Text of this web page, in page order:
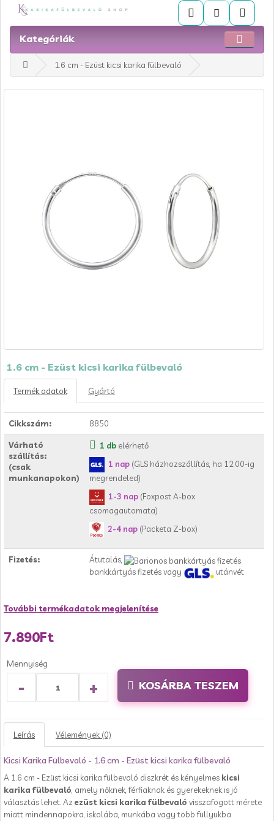
Kategóriák
1.6 cm - Ezüst kicsi karika fülbevaló
1.6 cm - Ezüst kicsi karika fülbevaló
Termék adatok Gyártó
Cikkszám: 8850
Várható
szállítás:
(csak
munkanapokon)
1 db elérhető
1 nap (GLS házhozszállítás, ha 12.00-ig
megrendeled)
1-3 nap (Foxpost A-box
csomagautomata)
2-4 nap (Packeta Z-box)
Fizetés:
Átutalás,
bankkártyás fizetés vagy
utánvét
További termékadatok megjelenítése
7.890Ft
Mennyiség
- + KOSÁRBA TESZEM
Leírás Vélemények (0)
Kicsi Karika Fülbevaló - 1.6 cm - Ezüst kicsi karika fülbevaló
A 1.6 cm - Ezüst kicsi karika fülbevaló diszkrét és kényelmes kicsi
karika fülbevaló , amely nőknek, férfiaknak és gyerekeknek is jó
választás lehet. Az ezüst kicsi karika fülbevaló visszafogott mérete
miatt mindennapokra, iskolába, munkába vagy több füllyukba